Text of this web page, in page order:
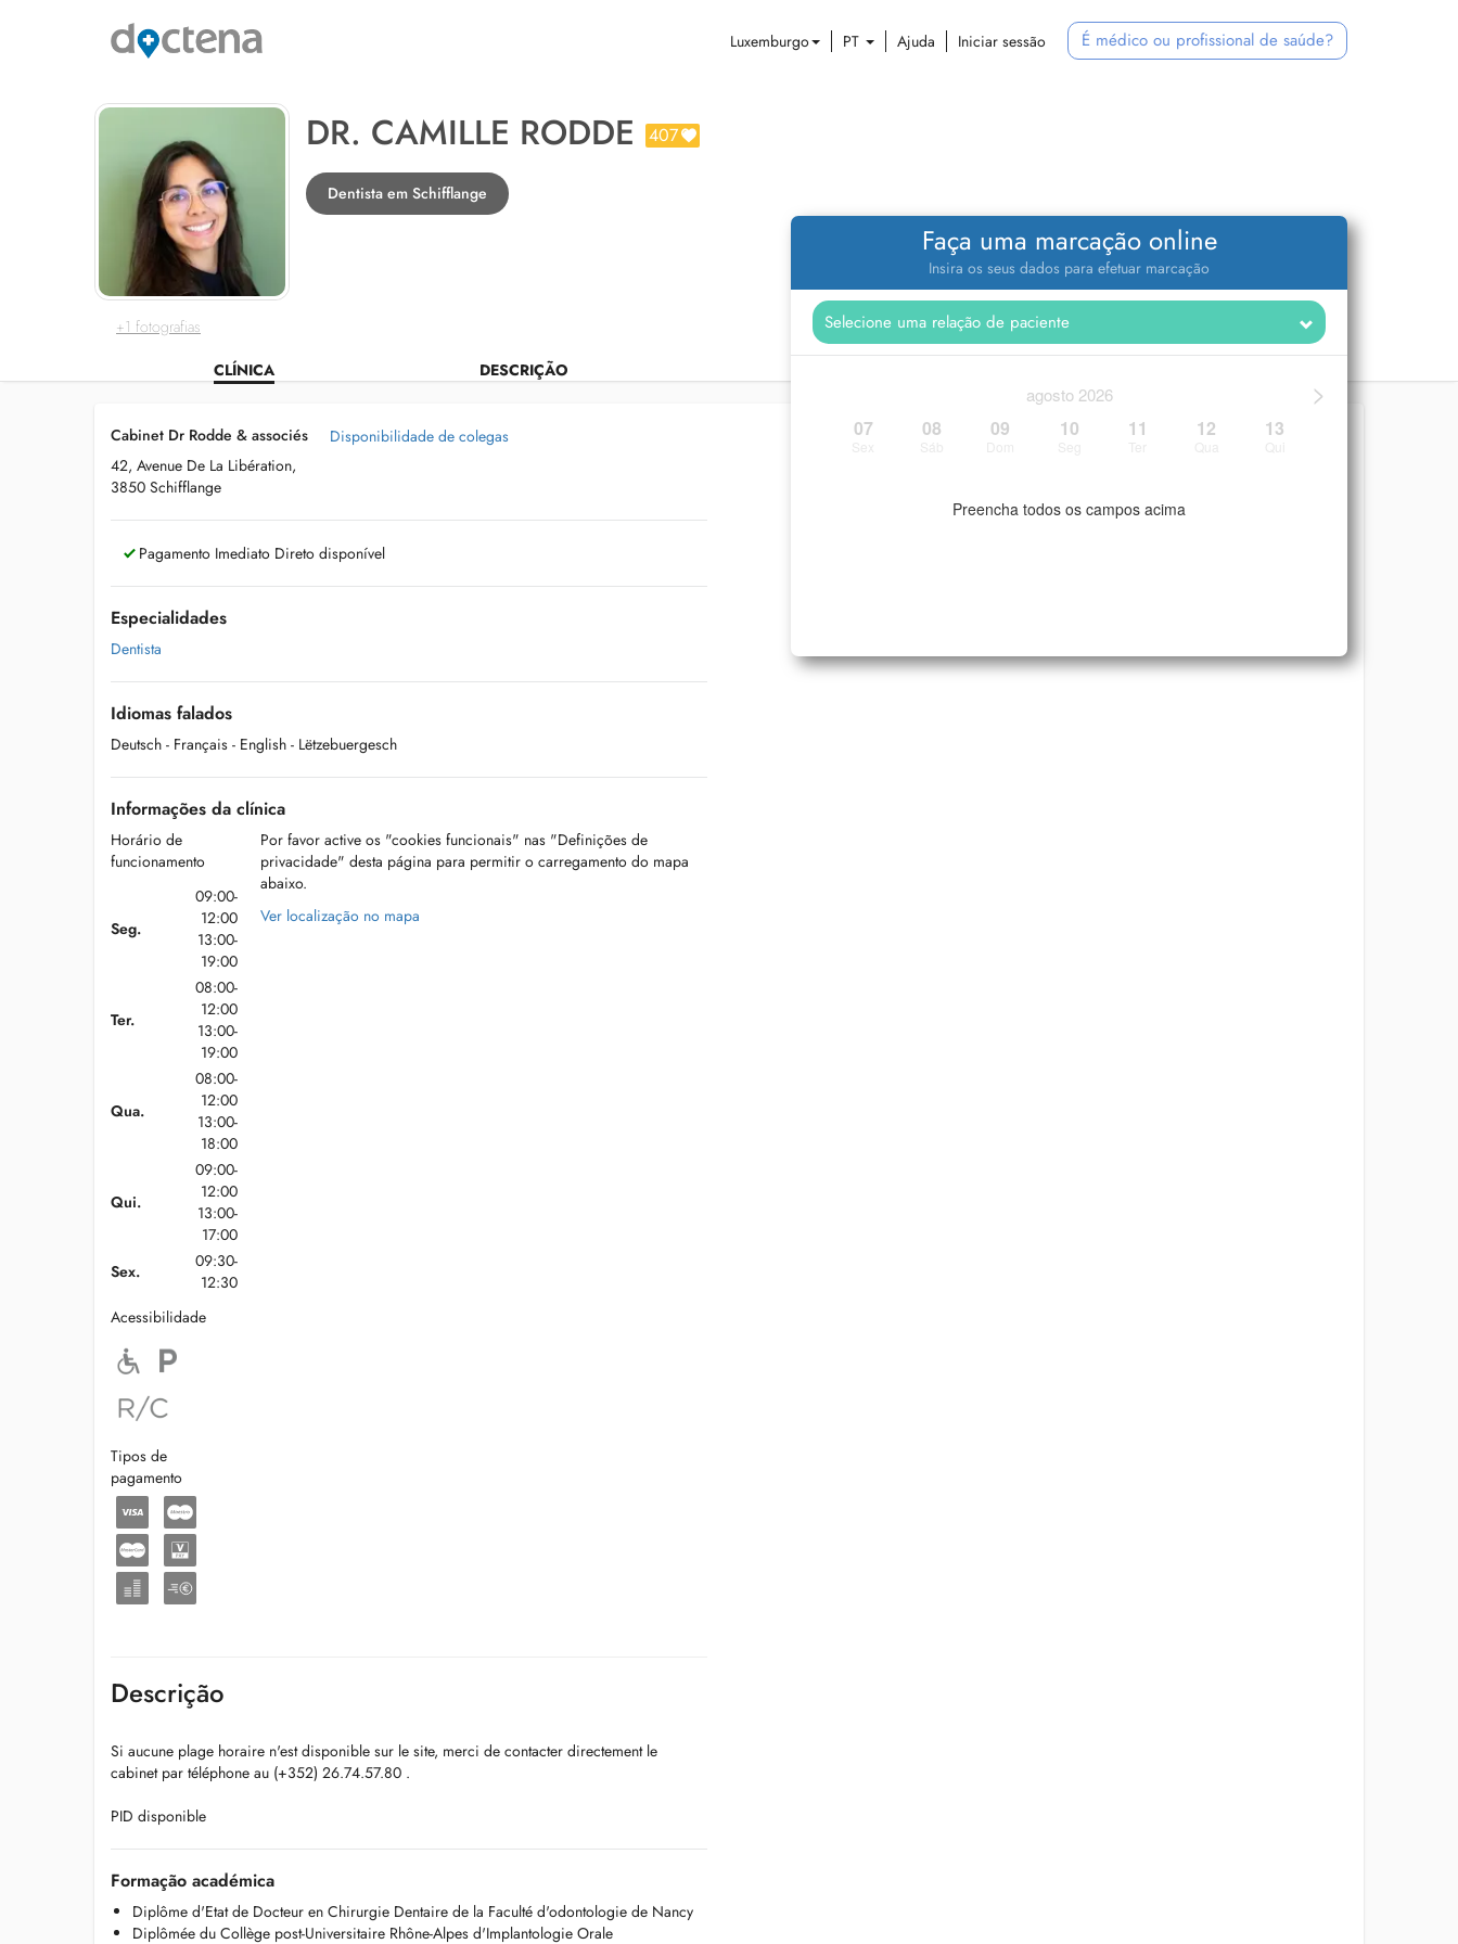
Luxemburgo PT Ajuda Iniciar sessão É médico ou profissional de saúde?
+1 fotografias
DR. CAMILLE RODDE 407
Dentista em Schifflange
CLÍNICA DESCRIÇÃO
Faça uma marcação online
Insira os seus dados para efetuar marcação
>
agosto 2026
07 08 09 10 11 12 13
Preencha todos os campos acima
Cabinet Dr Rodde & associés
42, Avenue De La Libération,
3850 Schifflange
Disponibilidade de colegas
Pagamento Imediato Direto disponível
Especialidades
Dentista
Idiomas falados
Deutsch - Français - English - Lëtzebuergesch
Informações da clínica
Horário de
funcionamento
Seg.
09:00-
12:00
13:00-
19:00
Ter.
08:00-
12:00
13:00-
19:00
Qua.
08:00-
12:00
13:00-
18:00
Qui.
09:00-
12:00
13:00-
17:00
Sex.
09:30-
12:30
Acessibilidade
Tipos de
pagamento
Por favor active os "cookies funcionais" nas "Definições de
privacidade" desta página para permitir o carregamento do mapa
abaixo.
Ver localização no mapa
Descrição
Si aucune plage horaire n'est disponible sur le site, merci de contacter directement le
cabinet par téléphone au (+352) 26.74.57.80 .
PID disponible
Formação académica
Diplôme d'Etat de Docteur en Chirurgie Dentaire de la Faculté d'odontologie de Nancy
Diplômée du Collège post-Universitaire Rhône-Alpes d'Implantologie Orale